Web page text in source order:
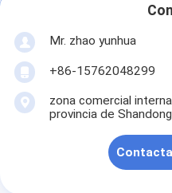
Mr. zhao yunhua
+86-15762048299
zona comercial
provincia de